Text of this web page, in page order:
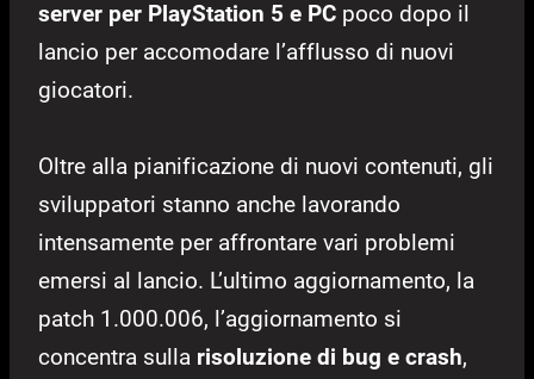
server per PlayStation 5 e PC poco dopo il
lancio per accomodare l’afflusso di nuovi
giocatori.
Oltre alla pianificazione di nuovi contenuti, gli
sviluppatori stanno anche lavorando
intensamente per affrontare vari problemi
emersi al lancio. L’ultimo aggiornamento, la
patch 1.000.006, l’aggiornamento si
concentra sulla risoluzione di bug e crash,